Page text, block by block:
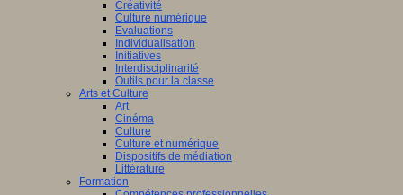
Créativité
Culture numérique
Evaluations
Individualisation
Initiatives
Interdisciplinarité
Outils pour la classe
Arts et Culture
Art
Cinéma
Culture
Culture et numérique
Dispositifs de médiation
Littérature
Formation